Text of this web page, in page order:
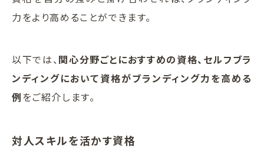
力をより高めることができます。
以下では、関心分野ごとにおすすめの資格、セルフブラ
ンディングにおいて資格がブランディング力を高める
例 をご紹介します。
対人スキルを活かす資格